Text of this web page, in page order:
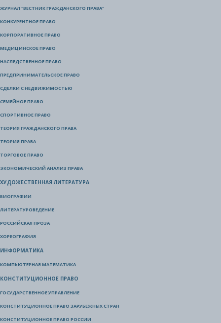
ЖУРНАЛ "ВЕСТНИК ГРАЖДАНСКОГО ПРАВА"
КОНКУРЕНТНОЕ ПРАВО
КОРПОРАТИВНОЕ ПРАВО
МЕДИЦИНСКОЕ ПРАВО
НАСЛЕДСТВЕННОЕ ПРАВО
ПРЕДПРИНИМАТЕЛЬСКОЕ ПРАВО
СДЕЛКИ С НЕДВИЖИМОСТЬЮ
СЕМЕЙНОЕ ПРАВО
СПОРТИВНОЕ ПРАВО
ТЕОРИЯ ГРАЖДАНСКОГО ПРАВА
ТЕОРИЯ ПРАВА
ТОРГОВОЕ ПРАВО
ЭКОНОМИЧЕСКИЙ АНАЛИЗ ПРАВА
ХУДОЖЕСТВЕННАЯ ЛИТЕРАТУРА
БИОГРАФИИ
ЛИТЕРАТУРОВЕДЕНИЕ
РОССИЙСКАЯ ПРОЗА
ХОРЕОГРАФИЯ
ИНФОРМАТИКА
КОМПЬЮТЕРНАЯ МАТЕМАТИКА
КОНСТИТУЦИОННОЕ ПРАВО
ГОСУДАРСТВЕННОЕ УПРАВЛЕНИЕ
КОНСТИТУЦИОННОЕ ПРАВО ЗАРУБЕЖНЫХ СТРАН
КОНСТИТУЦИОННОЕ ПРАВО РОССИИ